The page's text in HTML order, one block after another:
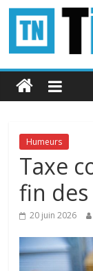
Passer
contenu
Le
belge
connecté
Humeurs
Taxe
fin des
20 juin 2026